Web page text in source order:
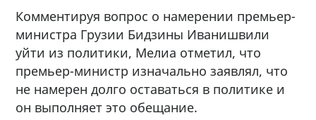
Комментируя вопрос о намерении премьер-
министра Грузии Бидзины Иванишвили
уйти из политики, Мелиа отметил, что
премьер-министр изначально заявлял, что
не намерен долго оставаться в политике и
он выполняет это обещание.